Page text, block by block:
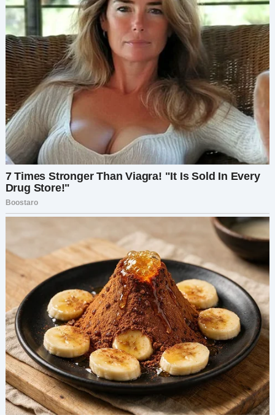
сообщение. Меня захлестнула волна злости —
горячей, острой. А потом — странное чувство…
жалости? Эта женщина, Мира, тоже была
жертвой. Рис обманул нас обеих.
Я уставилась в экран, пытаясь хоть как-то всё
осмыслить. Что теперь? Сказать Мире всю
правду? Снова поговорить с Рисом? А что
делать с мамой, чьи слова до сих пор звенят в
голове, как приговор — «Семья важнее твоей
боли»?
После бессонной ночи я поняла: мне нужно
поговорить с Мирой. Я ответила ей и
предложила встретиться за чашкой кофе. Она
согласилась. Мы договорились о встрече на
следующий день.
Когда я села напротив Миры, я увидела
молодую девушку, едва за двадцать, в глазах —
смущение и боль. Она рассказала, что Рис
говорил ей, будто он в процессе развода, что
всё сложно, что они с женой уже не вместе. У
неё не было причин ему не верить.
Пока она говорила, я вдруг почувствовала
странное родство с ней. Мы обе были преданы